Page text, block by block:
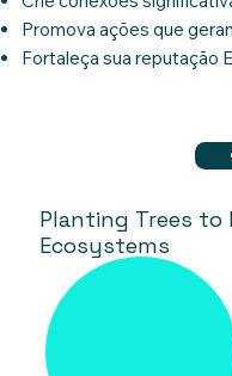
Planting Trees to
Ecosystems
Promova ações que
Fortaleça sua reputação